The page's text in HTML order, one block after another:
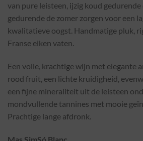
van pure leisteen, ijzig koud
gedurende de zomer zorgen voor een
kwalitatieve oogst. Handmatige pluk,
Franse eiken vaten.
Een volle, krachtige wijn met elegante
rood fruit, een lichte kruidigheid,
een fijne mineraliteit uit de leisteen
mondvullende tannines met mooie
Prachtige lange afdronk.